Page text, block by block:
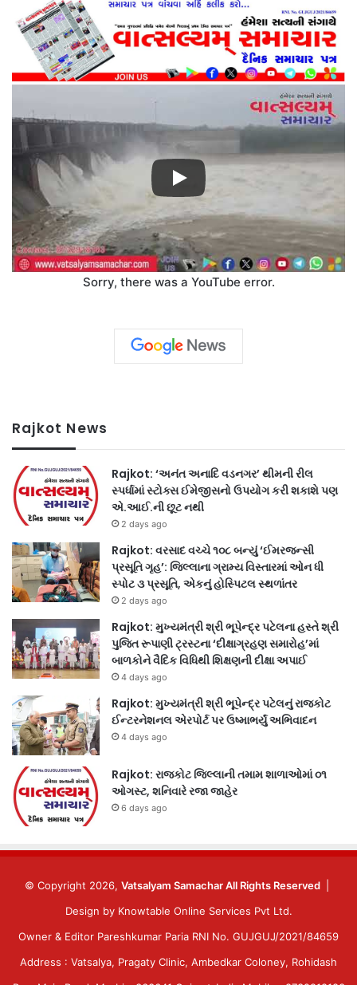
Sorry, there was a YouTube error.
Rajkot News
Rajkot: ‘અનંત અનાદિ વડનગર’ થીમની રીલ
સ્પર્ધામાં સ્ટોક્સ ઈમેજીસનો ઉપયોગ કરી શકાશે પણ
એ.આઈ.ની છૂટ નથી
2 days ago
Rajkot: વરસાદ વચ્ચે ૧૦૮ બન્યું ‘ઈમરજન્સી
પ્રસૂતિ ગૃહ’: જિલ્લાના ગ્રામ્ય વિસ્તારમાં ઓન ધી
સ્પોટ ૩ પ્રસૂતિ, એકનું હોસ્પિટલ સ્થળાંતર
2 days ago
Rajkot: મુખ્યમંત્રી શ્રી ભૂપેન્દ્ર પટેલના હસ્તે શ્રી
પુજિત રૂપાણી ટ્રસ્ટના ‘દીક્ષાગ્રહણ સમારોહ’માં
બાળકોને વૈદિક વિધિથી શિક્ષણની દીક્ષા અપાઈ
4 days ago
Rajkot: મુખ્યમંત્રી શ્રી ભૂપેન્દ્ર પટેલનું રાજકોટ
ઈન્ટરનેશનલ એરપોર્ટ પર ઉષ્માભર્યું અભિવાદન
4 days ago
Rajkot: રાજકોટ જિલ્લાની તમામ શાળાઓમાં ૦૧
ઓગસ્ટ, શનિવારે રજા જાહેર
6 days ago
© Copyright 2026, Vatsalyam Samachar All Rights Reserved
Design by Knowtable Online Services Pvt Ltd.
Owner & Editor Pareshkumar Paria RNI No. GUJGUJ/2021/84659
Address : Vatsalya, Pragaty Clinic, Ambedkar Coloney, Rohidash